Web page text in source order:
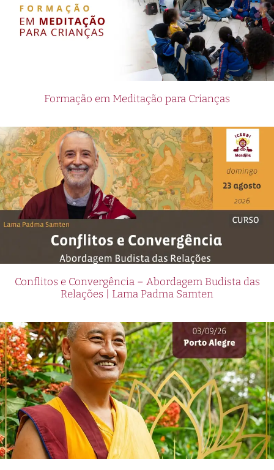
Formação em Meditação para Crianças
Conflitos e Convergência – Abordagem Budista das
Relações | Lama Padma Samten